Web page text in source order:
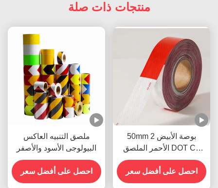
منتجات ذات صلة
ملصق التنبيه العاكس
البيولوجى الأسود والأصفر
احصل على أفضل سعر
50mm 2 بوصة الأبيض
الأحمر الملصق DOT C2
الشريط الآمن العاكس
الملصقات على شاحنة
للسيارات
احصل على أفضل سعر